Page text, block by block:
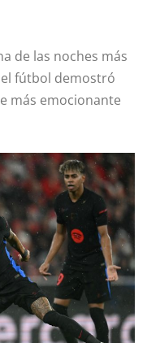
de las noches más
fútbol demostró
más emocionante